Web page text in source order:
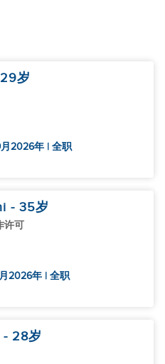
岁
2026年 | 全职
- 35岁
许可
2026年 | 全职
- 28岁